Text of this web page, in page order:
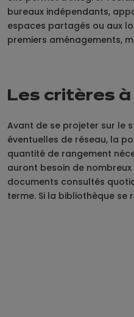
bureaux indépendants,
espaces partagés ou aux
premiers aménagements,
Les critères
Avant de se projeter sur le
éventuelles de réseau, la
quantité de rangement
auront besoin de
documents consultés
terme. Si la bibliothèque